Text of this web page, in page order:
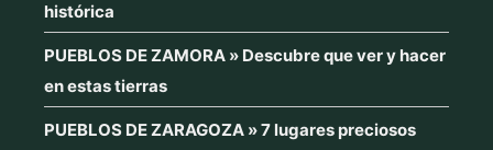
histórica
PUEBLOS DE ZAMORA » Descubre que ver y hacer
en estas tierras
PUEBLOS DE ZARAGOZA » 7 lugares preciosos